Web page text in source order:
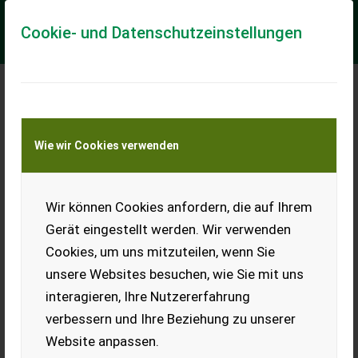
Cookie- und Datenschutzeinstellungen
Wie wir Cookies verwenden
Wir können Cookies anfordern, die auf Ihrem
Gerät eingestellt werden. Wir verwenden
Cookies, um uns mitzuteilen, wenn Sie
unsere Websites besuchen, wie Sie mit uns
interagieren, Ihre Nutzererfahrung
verbessern und Ihre Beziehung zu unserer
Website anpassen.
Meine Transportkostenanfrage
Transport von Land- und Baumaschinen –
KEINE Tiertransporte
Amazone ZA-M noviS 1500
Amazone-Düngerstreuer mit 1.500 l Ist-Inhalt sowie Aufsatz
S500, Gesamtvolumen 2.000 l, Streuscheiben OM 10-16 bzw.
inkl. Wurfschaufeln 18-24 m, Gi...
EUR 4.700 inkl. 20 % MwSt.